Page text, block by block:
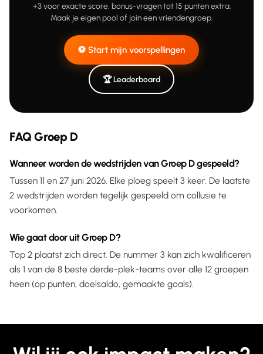
+3 voor exacte score, bonus-vragen tot 15 punten extra.
Maak je eigen pool of join een vriendengroep.
⚽ Start mijn voorspellingen
🏆 Leaderboard
FAQ Groep D
Wanneer worden de wedstrijden van Groep D gespeeld?
Tussen 11 en 27 juni 2026. Elke ploeg speelt 3 keer. De laatste
2 wedstrijden worden tegelijk gespeeld om collusie te
voorkomen.
Wie gaat door uit Groep D?
Top 2 plaatst zich direct. De nummer 3 kan zich kwalificeren
als 1 van de 8 beste derde-plek-teams over alle 12 groepen
heen (op punten, doelsaldo, gemaakte goals).